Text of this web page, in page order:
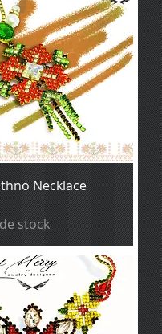
Necklace
stock